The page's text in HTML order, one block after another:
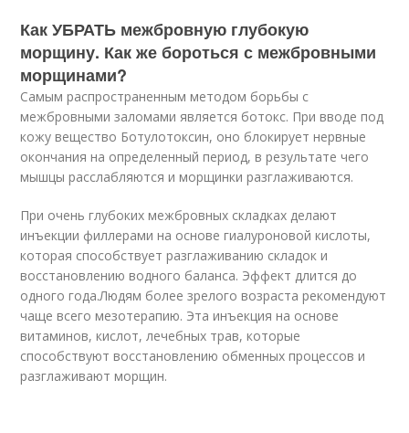
Как УБРАТЬ межбровную глубокую
морщину. Как же бороться с межбровными
морщинами?
Самым распространенным методом борьбы с
межбровными заломами является ботокс. При вводе под
кожу вещество Ботулотоксин, оно блокирует нервные
окончания на определенный период, в результате чего
мышцы расслабляются и морщинки разглаживаются.
При очень глубоких межбровных складках делают
инъекции филлерами на основе гиалуроновой кислоты,
которая способствует разглаживанию складок и
восстановлению водного баланса. Эффект длится до
одного года.Людям более зрелого возраста рекомендуют
чаще всего мезотерапию. Эта инъекция на основе
витаминов, кислот, лечебных трав, которые
способствуют восстановлению обменных процессов и
разглаживают морщин.